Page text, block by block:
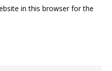
in this browser for the